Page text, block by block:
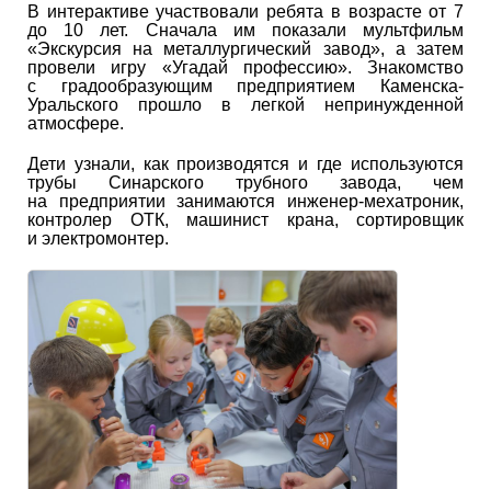
В интерактиве участвовали ребята в возрасте от 7
до 10 лет. Сначала им показали мультфильм
«Экскурсия на металлургический завод», а затем
провели игру «Угадай профессию». Знакомство
с градообразующим предприятием Каменска-
Уральского прошло в легкой непринужденной
атмосфере.
Дети узнали, как производятся и где используются
трубы Синарского трубного завода, чем
на предприятии занимаются инженер-мехатроник,
контролер ОТК, машинист крана, сортировщик
и электромонтер.